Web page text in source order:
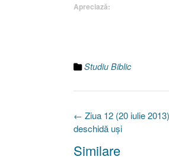
Apreciază:
Studiu Biblic
Post
navigation
← Ziua 12 (20 iulie
deschidă uşi
Similare